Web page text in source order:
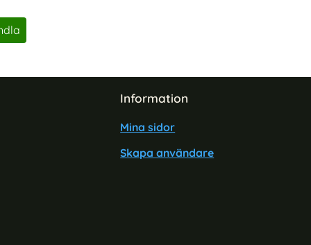
Information
Mina sidor
Skapa användare